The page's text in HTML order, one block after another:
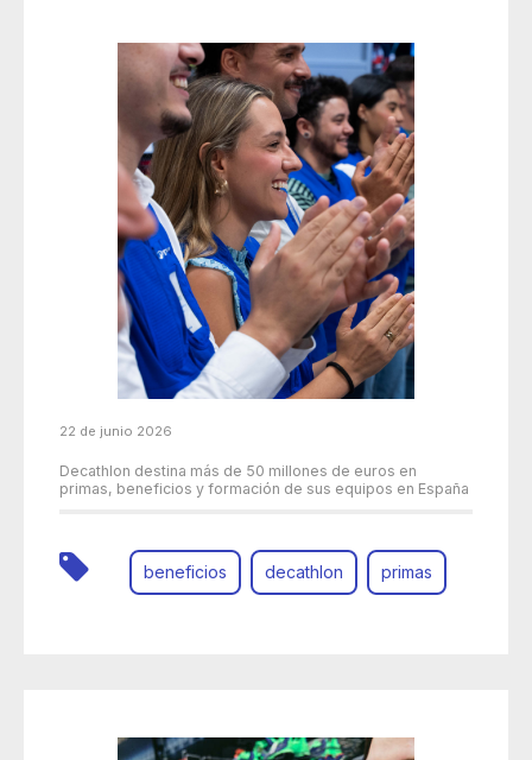
22 de junio 2026
Decathlon destina más de 50 millones de euros en
primas, beneficios y formación de sus equipos en España
beneficios decathlon primas